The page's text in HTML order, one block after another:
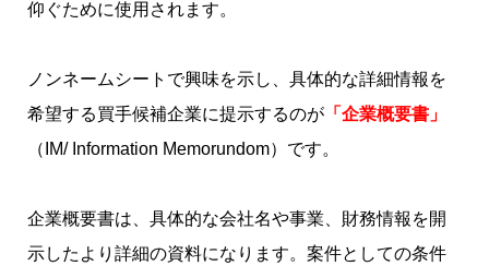
仰ぐために使用されます。
ノンネームシートで興味を示し、具体的な詳細情報を
希望する買手候補企業に提示するのが「企業概要書」
（IM/ Information Memorundom）です。
企業概要書は、具体的な会社名や事業、財務情報を開
示したより詳細の資料になります。案件としての条件